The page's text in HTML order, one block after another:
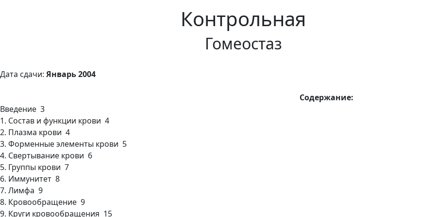
Контрольная
Гомеостаз
Дата сдачи: Январь 2004
Содержание:
Введение 3
1. Состав и функции крови 4
2. Плазма крови 4
3. Форменные элементы крови 5
4. Свертывание крови 6
5. Группы крови 7
6. Иммунитет 8
7. Лимфа 9
8. Кровообращение 9
9. Круги кровообращения 15